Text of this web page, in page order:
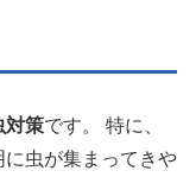
対策です。 特に、
虫が集まってきや